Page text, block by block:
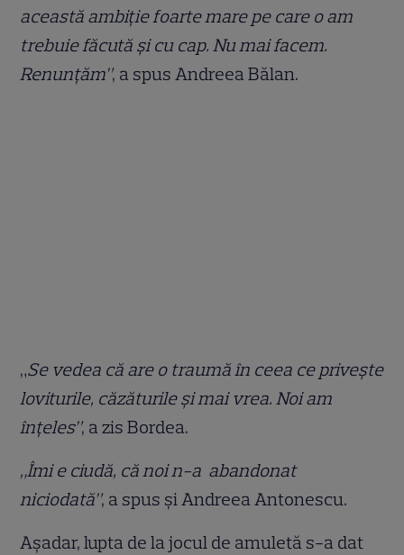
această ambiție foarte mare pe care o am
trebuie făcută și cu cap. Nu mai facem.
Renunțăm”, a spus Andreea Bălan.
„Se vedea că are o traumă în ceea ce privește
loviturile, căzăturile și mai vrea. Noi am
înțeles”, a zis Bordea.
„Îmi e ciudă, că noi n-a abandonat
niciodată”, a spus și Andreea Antonescu.
Așadar, lupta de la jocul de amuletă s-a dat